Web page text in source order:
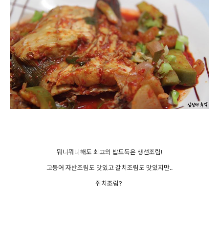
뭐니뭐니해도 최고의 밥도둑은 생선조림!
고등어 자반조림도 맛있고 갈치조림도 맛있지만..
쥐치조림?